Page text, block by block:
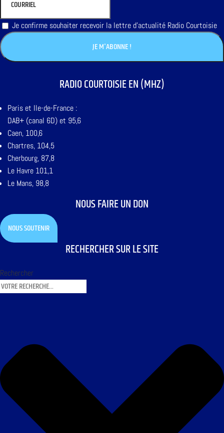
Je confirme souhaiter recevoir la lettre d'actualité Radio Courtoisie
RADIO COURTOISIE EN (MHZ)
Paris et Ile-de-France :
DAB+ (canal 6D) et 95,6
Caen, 100,6
Chartres, 104,5
Cherbourg, 87,8
Le Havre 101,1
Le Mans, 98,8
NOUS FAIRE UN DON
NOUS SOUTENIR
RECHERCHER SUR LE SITE
Rechercher